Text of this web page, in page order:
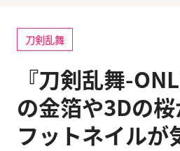
刀剣乱舞
『刀剣乱舞-
の金箔や3Dの
フットネイルが